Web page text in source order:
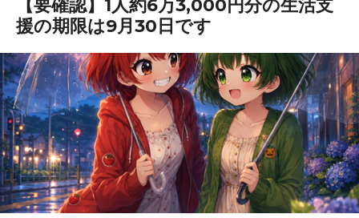
【要確認】1人約6万3,000円分の生活支
援の期限は9月30日です